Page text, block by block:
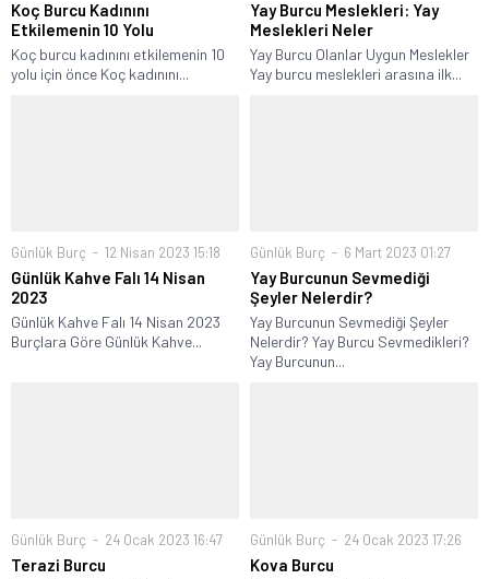
Koç Burcu Kadınını
Etkilemenin 10 Yolu
Koç burcu kadınını etkilemenin 10
yolu için önce Koç kadınını...
Yay Burcu Meslekleri: Yay
Meslekleri Neler
Yay Burcu Olanlar Uygun Meslekler
Yay burcu meslekleri arasına ilk...
Günlük Burç 12 Nisan 2023 15:18
Günlük Kahve Falı 14 Nisan
2023
Günlük Kahve Falı 14 Nisan 2023
Burçlara Göre Günlük Kahve...
Günlük Burç 6 Mart 2023 01:27
Yay Burcunun Sevmediği
Şeyler Nelerdir?
Yay Burcunun Sevmediği Şeyler
Nelerdir? Yay Burcu Sevmedikleri?
Yay Burcunun...
Günlük Burç 24 Ocak 2023 16:47
Terazi Burcu
Günlük Burç 24 Ocak 2023 17:26
Kova Burcu